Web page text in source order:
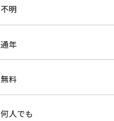
不明
通年
無料
何人でも